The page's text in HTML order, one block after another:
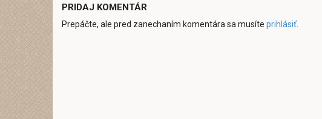
PRIDAJ KOMENTÁR
Prepáčte, ale pred zanechaním komentára sa musíte prihlásiť